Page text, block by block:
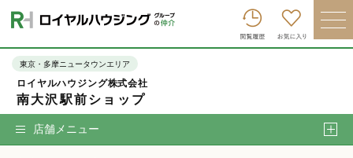
東京・多摩ニュータウンエリア
ロイヤルハウジング株式会社
南大沢駅前ショップ
店舗メニュー
ロイヤルハウジンググループトップへ
買いたい
売りたい
借りたい
貸したい